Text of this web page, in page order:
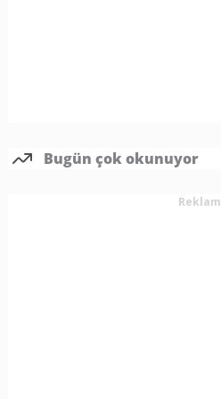
Bugün çok okunuyor
Reklam